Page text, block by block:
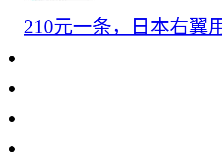
210元一条，日本右翼